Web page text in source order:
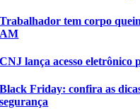
Trabalhador tem corpo
AM
CNJ lança acesso eletrônico
Black Friday: confira as
segurança